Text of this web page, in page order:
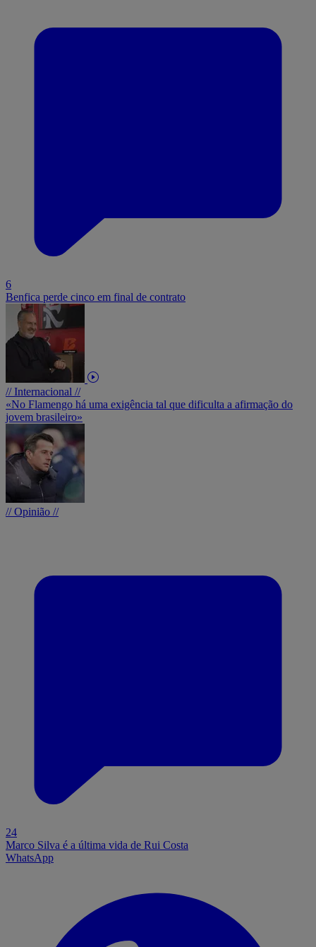
6
Benfica perde cinco em final de contrato
// Internacional //
«No Flamengo há uma exigência tal que dificulta a afirmação do
jovem brasileiro»
// Opinião //
24
Marco Silva é a última vida de Rui Costa
WhatsApp